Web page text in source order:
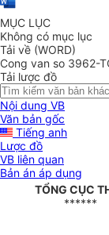
MỤC LỤC
Không có mục lục
Tải về (WORD)
Cong van so 3962-
Tải lược đồ
Nội dung VB
Văn bản gốc
Tiếng anh
Lược đồ
VB liên quan
Bản án áp dụng
TỔNG CỤC
******